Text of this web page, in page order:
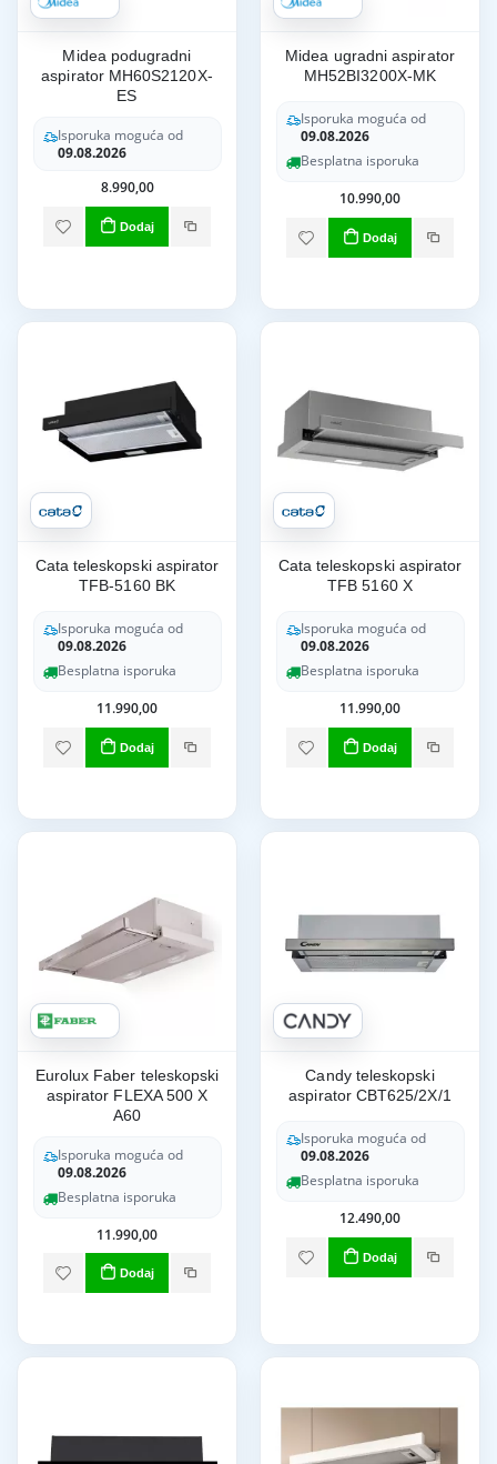
Midea podugradni
aspirator MH60S2120X-
ES
Isporuka moguća od
09.08.2026
8.990,00
Dodaj
Midea ugradni aspirator
MH52BI3200X-MK
Isporuka moguća od
09.08.2026
Besplatna isporuka
10.990,00
Dodaj
Cata teleskopski aspirator
TFB-5160 BK
Isporuka moguća od
09.08.2026
Besplatna isporuka
11.990,00
Dodaj
Cata teleskopski aspirator
TFB 5160 X
Isporuka moguća od
09.08.2026
Besplatna isporuka
11.990,00
Dodaj
Eurolux Faber teleskopski
aspirator FLEXA 500 X
A60
Isporuka moguća od
09.08.2026
Besplatna isporuka
11.990,00
Dodaj
Candy teleskopski
aspirator CBT625/2X/1
Isporuka moguća od
09.08.2026
Besplatna isporuka
12.490,00
Dodaj